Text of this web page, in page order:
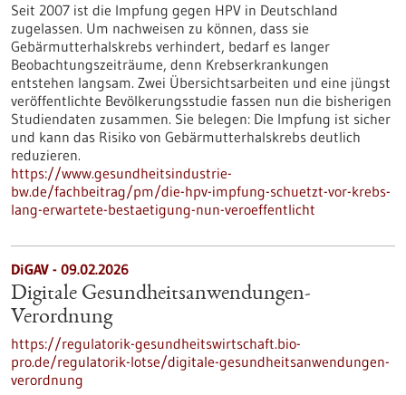
Seit 2007 ist die Impfung gegen HPV in Deutschland
zugelassen. Um nachweisen zu können, dass sie
Gebärmutterhalskrebs verhindert, bedarf es langer
Beobachtungszeiträume, denn Krebserkrankungen
entstehen langsam. Zwei Übersichtsarbeiten und eine jüngst
veröffentlichte Bevölkerungsstudie fassen nun die bisherigen
Studiendaten zusammen. Sie belegen: Die Impfung ist sicher
und kann das Risiko von Gebärmutterhalskrebs deutlich
reduzieren.
https://www.gesundheitsindustrie-
bw.de/fachbeitrag/pm/die-hpv-impfung-schuetzt-vor-krebs-
lang-erwartete-bestaetigung-nun-veroeffentlicht
DiGAV - 09.02.2026
Digitale Gesundheitsanwendungen-
Verordnung
https://regulatorik-gesundheitswirtschaft.bio-
pro.de/regulatorik-lotse/digitale-gesundheitsanwendungen-
verordnung